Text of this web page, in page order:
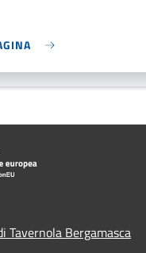
Tavernola Bergamasca